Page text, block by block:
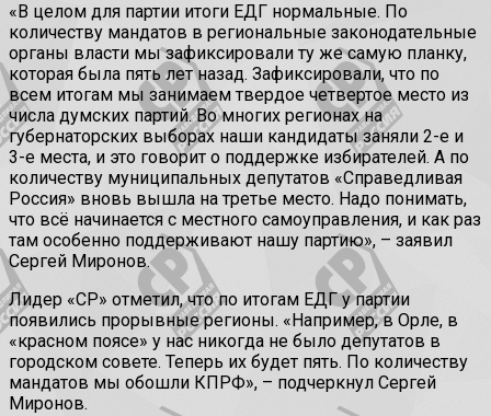
«В целом для партии итоги ЕДГ нормальные. По
количеству мандатов в региональные законодательные
органы власти мы зафиксировали ту же самую планку,
которая была пять лет назад. Зафиксировали, что по
всем итогам мы занимаем твердое четвертое место из
числа думских партий. Во многих регионах на
губернаторских выборах наши кандидаты заняли 2-е и
3-е места, и это говорит о поддержке избирателей. А по
количеству муниципальных депутатов «Справедливая
Россия» вновь вышла на третье место. Надо понимать,
что всё начинается с местного самоуправления, и как раз
там особенно поддерживают нашу партию», – заявил
Сергей Миронов.
Лидер «СР» отметил, что по итогам ЕДГ у партии
появились прорывные регионы. «Например, в Орле, в
«красном поясе» у нас никогда не было депутатов в
городском совете. Теперь их будет пять. По количеству
мандатов мы обошли КПРФ», – подчеркнул Сергей
Миронов.